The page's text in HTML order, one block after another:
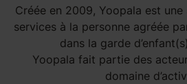
Créée en 2009, Yoopala est
services à la personne agréée
dans la garde
Yoopala fait partie des
domaine